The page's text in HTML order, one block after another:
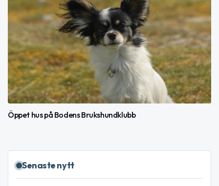
Öppet hus på Bodens Brukshundklubb
Senaste nytt